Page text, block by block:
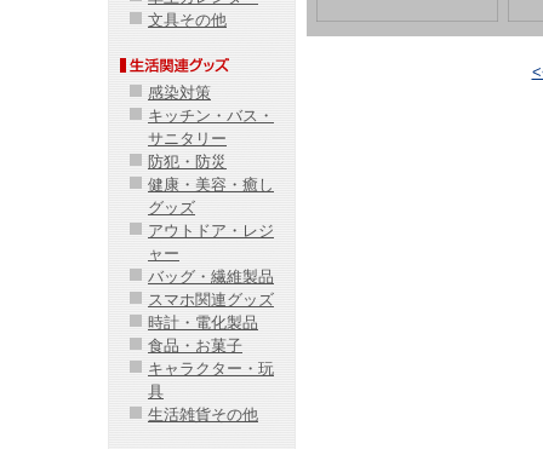
文具その他
感染対策
キッチン・バス・
サニタリー
防犯・防災
健康・美容・癒し
グッズ
アウトドア・レジ
ャー
バッグ・繊維製品
スマホ関連グッズ
時計・電化製品
食品・お菓子
キャラクター・玩
具
生活雑貨その他